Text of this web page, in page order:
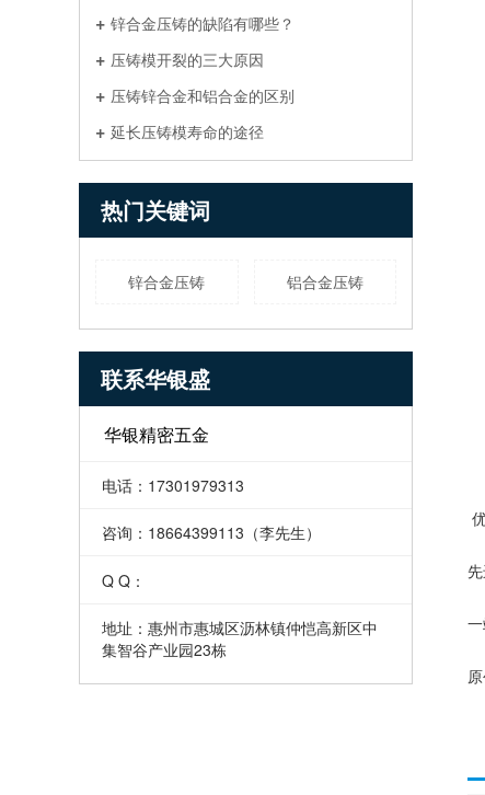
锌合金压铸的缺陷有哪些？
压铸模开裂的三大原因
压铸锌合金和铝合金的区别
延长压铸模寿命的途径
热门关键词
锌合金压铸 铝合金压铸
联系华银盛
华银精密五金
电话：17301979313
咨询：18664399113（李先生）
Q Q：
地址：惠州市惠城区沥林镇仲恺高新区中
集智谷产业园23栋